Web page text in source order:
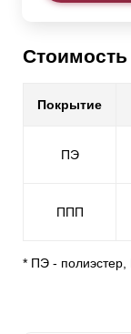
Стоимость
Покрытие
ПЭ
ППП
* ПЭ -